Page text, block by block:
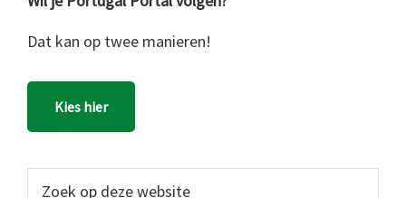
Dat kan op twee manieren!
Kies hier